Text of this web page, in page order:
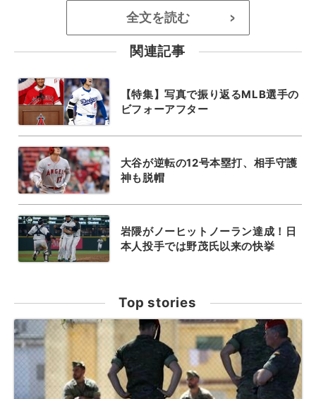
全文を読む >
関連記事
【特集】写真で振り返るMLB選手の
ビフォーアフター
大谷が逆転の12号本塁打、相手守護
神も脱帽
岩隈がノーヒットノーラン達成！日
本人投手では野茂氏以来の快挙
Top stories